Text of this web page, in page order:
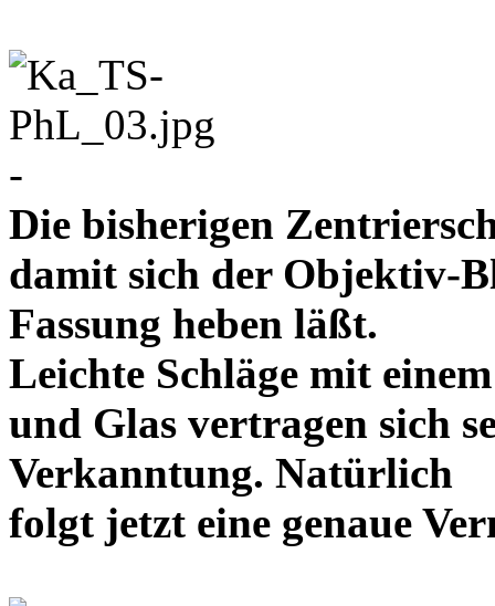
-
Die bisherigen
damit sich der Objektiv-
Fassung heben läßt.
Leichte Schläge mit
und Glas vertragen sich
Verkanntung. Natürlich
folgt jetzt eine genaue